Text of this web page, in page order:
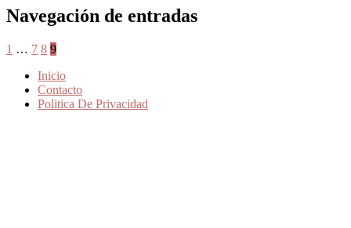
Navegación de entradas
1 … 7 8 9
Inicio
Contacto
Politica De Privacidad